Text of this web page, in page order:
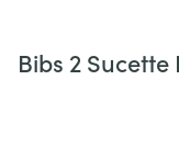
Bibs 2